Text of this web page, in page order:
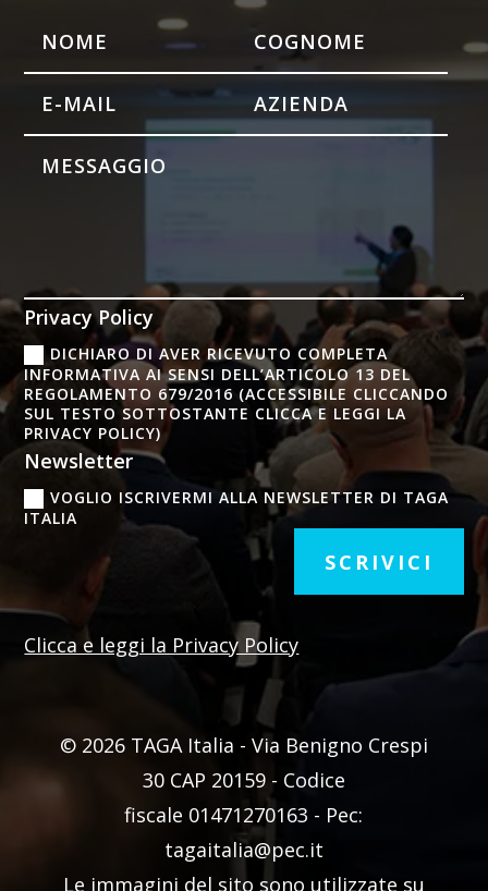
Privacy Policy
DICHIARO DI AVER RICEVUTO COMPLETA
INFORMATIVA AI SENSI DELL’ARTICOLO 13 DEL
REGOLAMENTO 679/2016 (ACCESSIBILE CLICCANDO
SUL TESTO SOTTOSTANTE CLICCA E LEGGI LA
PRIVACY POLICY)
Newsletter
VOGLIO ISCRIVERMI ALLA NEWSLETTER DI TAGA
ITALIA
SCRIVICI
Clicca e leggi la Privacy Policy
© 2026 TAGA Italia - Via Benigno Crespi
30 CAP 20159 - Codice
fiscale 01471270163 - Pec:
tagaitalia@pec.it
Le immagini del sito sono utilizzate su